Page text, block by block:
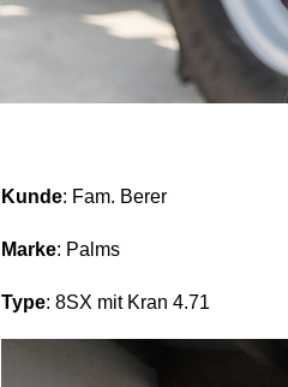
Kunde: Fam. Berer
Marke: Palms
Type: 8SX mit Kran 4.71